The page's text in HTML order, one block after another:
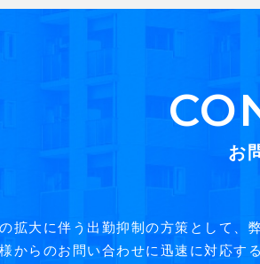
お
拡大に伴う出勤抑制の方策として
からのお問い合わせに迅速に対応